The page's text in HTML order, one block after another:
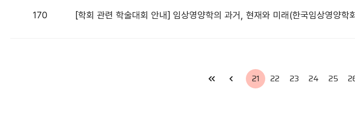
170 [학회 관련 학술대회 안내] 임상영양학의 과거, 현재와 미래(한국임상영양학
21 22 23 24 25